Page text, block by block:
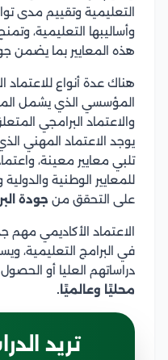
التعليمية وتقييم مدى
وأساليبها التعليمية،
هذه المعايير بما يضمن
هناك عدة أنواع للاعتماد
المؤسسي الذي يشمل
والاعتماد البرامجي
يوجد الاعتماد المهني
تلبي معايير معينة،
للمعايير الوطنية
على التحقق من جودة
الاعتماد الأكاديمي
في البرامج التعليمية،
دراساتهم العليا أو
محليًا وعالميًا.
تريد